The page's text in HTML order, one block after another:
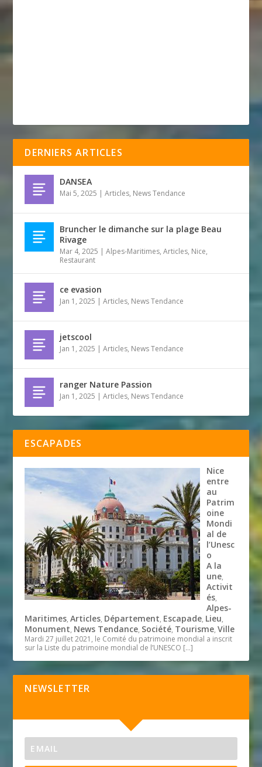
DERNIERS ARTICLES
DANSEA
Mai 5, 2025 |Articles, News Tendance
Bruncher le dimanche sur la plage Beau
Rivage
Mar 4, 2025 |Alpes-Maritimes,Articles, Nice,
Restaurant
ce evasion
Jan 1, 2025 |Articles, News Tendance
jetscool
Jan 1, 2025 |Articles, News Tendance
ranger Nature Passion
Jan 1, 2025 |Articles, News Tendance
ESCAPADES
Nice
entre
au
Patrim
oine
Mondi
al de
l’Unesc
o
A la
une,
Activit
és,
Alpes-
Maritimes,Articles, Département, Escapade, Lieu,
Monument, News Tendance, Société, Tourisme,Ville
Mardi 27 juillet 2021, le Comité du patrimoine mondial a inscrit
sur la Liste du patrimoine mondial de l’UNESCO […]
NEWSLETTER